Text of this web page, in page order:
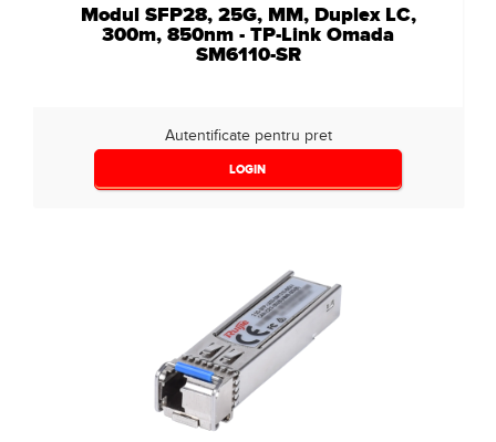
Modul SFP28, 25G, MM, Duplex LC,
300m, 850nm - TP-Link Omada
SM6110-SR
Autentificate pentru pret
LOGIN